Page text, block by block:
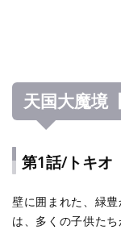
天国大魔境
第1話/トキオ
壁に囲まれた、緑
は、多くの子供たち